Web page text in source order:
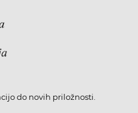
do novih priložnosti.